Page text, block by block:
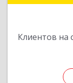
Клиентов на